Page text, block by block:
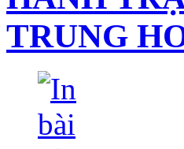
TRUNG